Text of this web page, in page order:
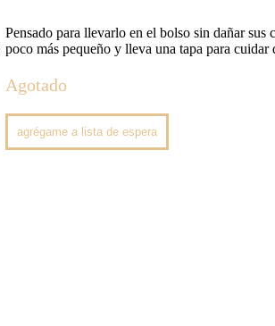
Pensado para llevarlo en el bolso sin dañar sus
poco más pequeño y lleva una tapa para
Agotado